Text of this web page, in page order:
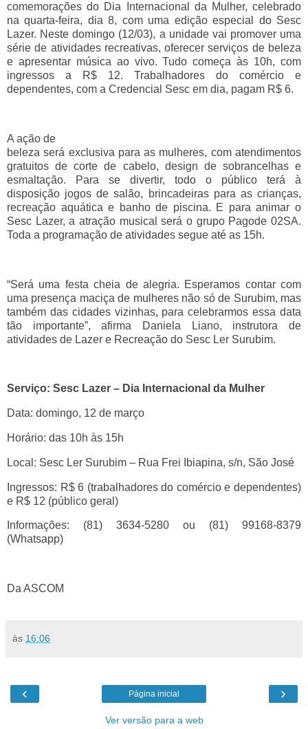
comemorações do Dia Internacional da Mulher, celebrado
na quarta-feira, dia 8, com uma edição especial do Sesc
Lazer. Neste domingo (12/03), a unidade vai promover uma
série de atividades recreativas, oferecer serviços de beleza
e apresentar música ao vivo. Tudo começa às 10h, com
ingressos a R$ 12. Trabalhadores do comércio e
dependentes, com a Credencial Sesc em dia, pagam R$ 6.
A ação de
beleza será exclusiva para as mulheres, com atendimentos
gratuitos de corte de cabelo, design de sobrancelhas e
esmaltação. Para se divertir, todo o público terá à
disposição jogos de salão, brincadeiras para as crianças,
recreação aquática e banho de piscina. E para animar o
Sesc Lazer, a atração musical será o grupo Pagode 02SA.
Toda a programação de atividades segue até as 15h.
“Será uma festa cheia de alegria. Esperamos contar com
uma presença maciça de mulheres não só de Surubim, mas
também das cidades vizinhas, para celebrarmos essa data
tão importante”, afirma Daniela Liano, instrutora de
atividades de Lazer e Recreação do Sesc Ler Surubim.
Serviço: Sesc Lazer – Dia Internacional da Mulher
Data: domingo, 12 de março
Horário: das 10h às 15h
Local: Sesc Ler Surubim – Rua Frei Ibiapina, s/n, São José
Ingressos: R$ 6 (trabalhadores do comércio e dependentes)
e R$ 12 (público geral)
Informações: (81) 3634-5280 ou (81) 99168-8379
(Whatsapp)
Da ASCOM
às 16:06
‹ ›
Página inicial
Ver versão para a web